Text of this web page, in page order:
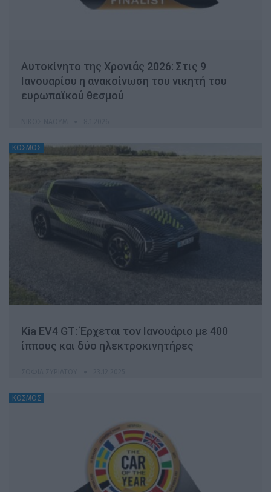
Αυτοκίνητο της Χρονιάς 2026: Στις 9
Ιανουαρίου η ανακοίνωση του νικητή του
ευρωπαϊκού θεσμού
ΚΟΣΜΟΣ
Κia EV4 GT: Έρχεται τον Ιανουάριο με 400
ίππους και δύο ηλεκτροκινητήρες
ΚΟΣΜΟΣ